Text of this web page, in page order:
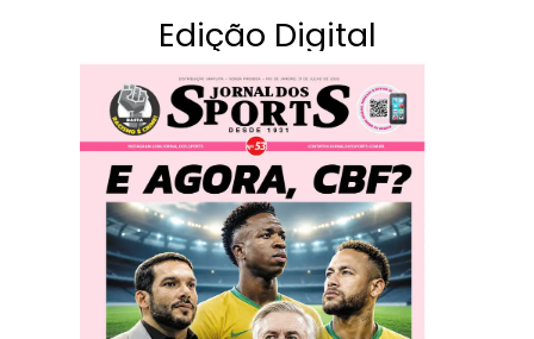
Edição Digital